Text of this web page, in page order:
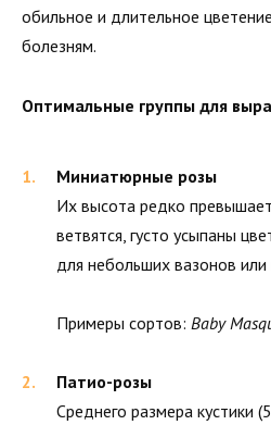
обильное и длительное
болезням.
Оптимальные группы для
Миниатюрные розы
Их высота редко
ветвятся, густо усыпаны
для небольших вазонов
Примеры сортов: Baby
Патио-розы
Среднего размера кустики